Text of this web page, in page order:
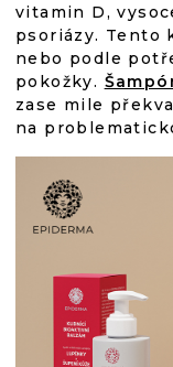
vitamin D,
psoriázy. Tento
nebo podle
pokožky.
zase mile
na